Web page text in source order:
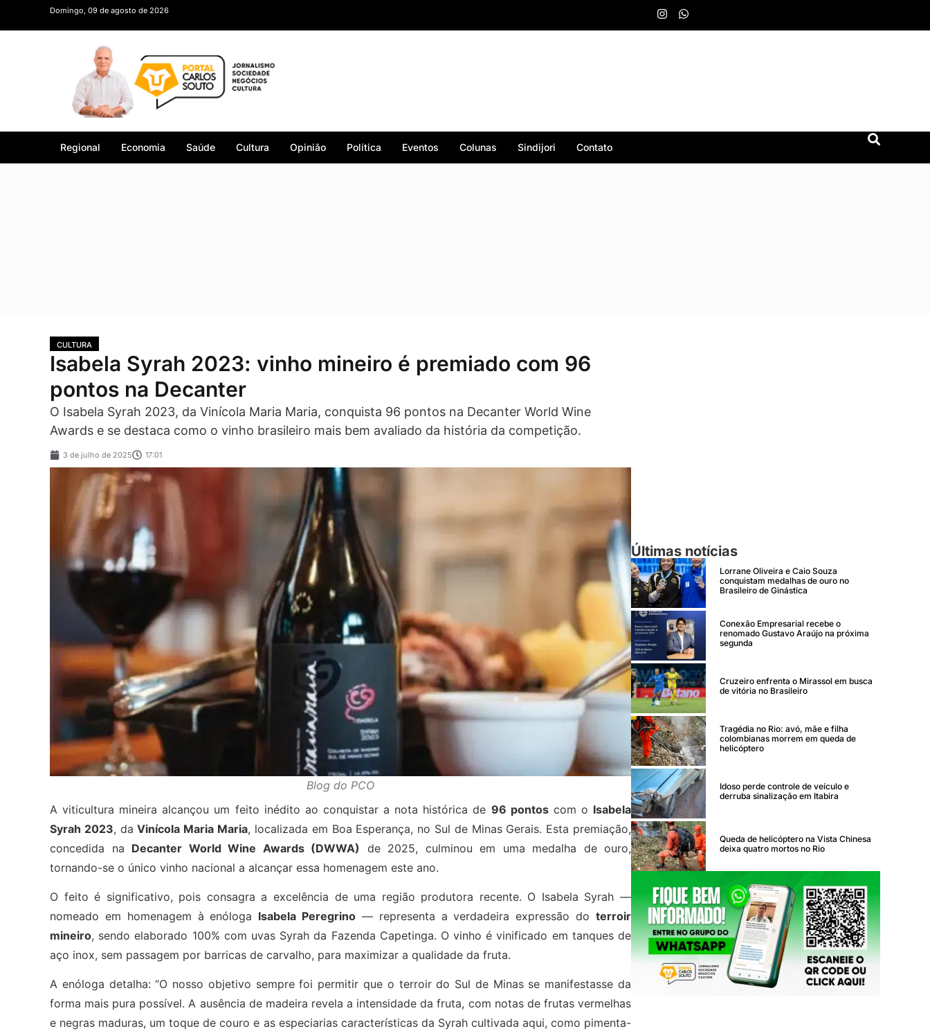
Domingo, 09 de agosto de 2026
Regional Economia Saúde Cultura Opinião Política Eventos Colunas Sindijori Contato
CULTURA
Isabela Syrah 2023: vinho mineiro é premiado com 96
pontos na Decanter
O Isabela Syrah 2023, da Vinícola Maria Maria, conquista 96 pontos na Decanter World Wine
Awards e se destaca como o vinho brasileiro mais bem avaliado da história da competição.
3 de julho de 2025 17:01
Blog do PCO
A viticultura mineira alcançou um feito inédito ao conquistar a nota histórica de 96 pontoscom o Isabela
Syrah 2023, daVinícola Maria Maria, localizada em Boa Esperança, no Sul de Minas Gerais. Esta premiação,
concedida na Decanter World Wine Awards (DWWA) de 2025, culminou em uma medalha de ouro,
tornando-se o único vinho nacional a alcançar essa homenagem este ano.
O feito é significativo, pois consagra a excelência de uma região produtora recente. O Isabela Syrah —
nomeado em homenagem à enóloga Isabela Peregrino — representa a verdadeira expressão doterroir
mineiro, sendo elaborado 100% com uvas Syrah da Fazenda Capetinga. O vinho é vinificado em tanques de
aço inox, sem passagem por barricas de carvalho, para maximizar a qualidade da fruta.
A enóloga detalha: “O nosso objetivo sempre foi permitir que o terroir do Sul de Minas se manifestasse da
forma mais pura possível. A ausência de madeira revela a intensidade da fruta, com notas de frutas vermelhas
e negras maduras, um toque de couro e as especiarias características da Syrah cultivada aqui, como pimenta-
Últimas notícias
Lorrane Oliveira e Caio Souza
conquistam medalhas de ouro no
Brasileiro de Ginástica
Conexão Empresarial recebe o
renomado Gustavo Araújo na próxima
segunda
Cruzeiro enfrenta o Mirassol em busca
de vitória no Brasileiro
Tragédia no Rio: avó, mãe e filha
colombianas morrem em queda de
helicóptero
Idoso perde controle de veículo e
derruba sinalização em Itabira
Queda de helicóptero na Vista Chinesa
deixa quatro mortos no Rio